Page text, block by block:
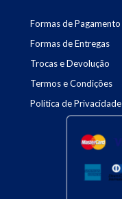
Formas de Pagamento
Formas de Entregas
Trocas e Devolução
Termos e Condições
Politica de Privacidade